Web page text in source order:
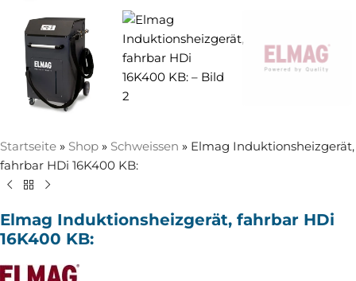
Startseite » Shop » Schweissen » Elmag Induktionsheizgerät,
fahrbar HDi 16K400 KB:
Elmag Induktionsheizgerät, fahrbar HDi
16K400 KB: